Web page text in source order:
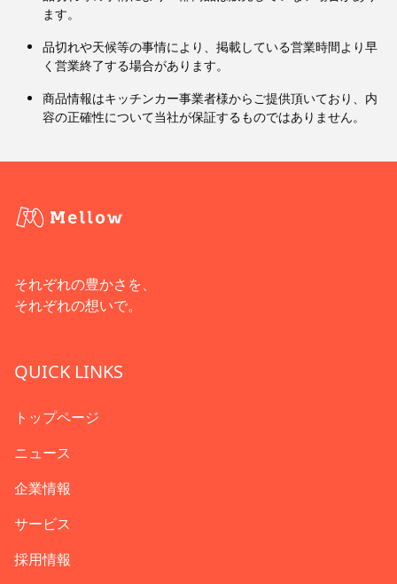
ます。
品切れや天候等の事情により、掲載している営業時間より早
く営業終了する場合があります。
商品情報はキッチンカー事業者様からご提供頂いており、内
容の正確性について当社が保証するものではありません。
それぞれの豊かさを、
それぞれの想いで。
QUICK LINKS
トップページ
ニュース
企業情報
サービス
採用情報